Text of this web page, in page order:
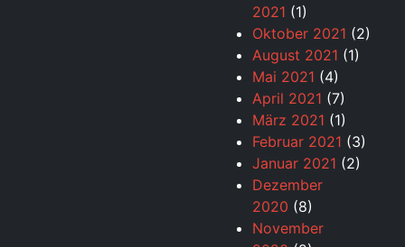
2021 (1)
Oktober 2021 (2)
August 2021 (1)
Mai 2021 (4)
April 2021 (7)
März 2021 (1)
Februar 2021 (3)
Januar 2021 (2)
Dezember
2020 (8)
November